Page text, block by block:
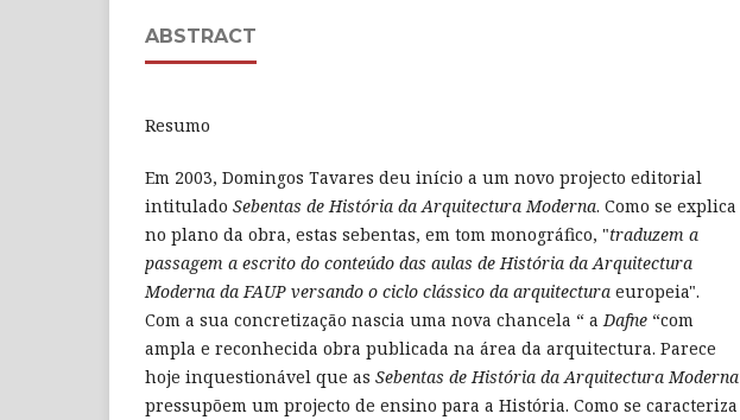
ABSTRACT
Resumo
Em 2003, Domingos Tavares deu início a um novo projecto editorial
intitulado Sebentas de História da Arquitectura Moderna. Como se explica
no plano da obra, estas sebentas, em tom monográfico, "traduzem a
passagem a escrito do conteúdo das aulas de História da Arquitectura
Moderna da FAUP versando o ciclo clássico da arquitectura europeia".
Com a sua concretização nascia uma nova chancela “ aDafne “com
ampla e reconhecida obra publicada na área da arquitectura. Parece
hoje inquestionável que as Sebentas de História da Arquitectura Moderna
pressupõem um projecto de ensino para a História. Como se caracteriza